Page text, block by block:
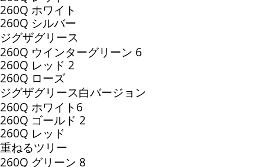
260Q ホワイト
260Q シルバー
ジグザグリース
260Q ウインターグリーン 6
260Q レッド 2
260Q ローズ
ジグザグリース白バージョン
260Q ホワイト6
260Q ゴールド 2
260Q レッド
重ねるツリー
260Q グリーン 8